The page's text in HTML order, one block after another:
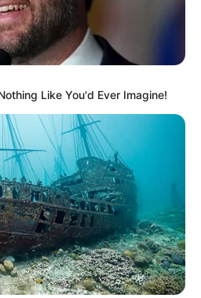
Like You'd Ever Imagine!